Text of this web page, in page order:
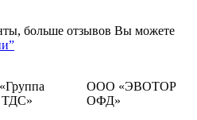
больше отзывов Вы можете
ООО «ЭВОТОР
ОФД»